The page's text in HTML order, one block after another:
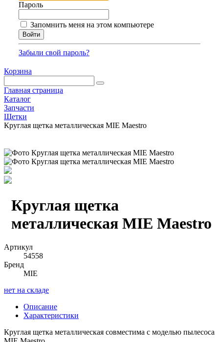
Пароль
Запомнить меня на этом компьютере
Забыли свой пароль?
Корзина
Главная страница
Каталог
Запчасти
Щетки
Круглая щетка металлическая MIE Maestro
Круглая щетка
металлическая MIE Maestro
Артикул
54558
Бренд
MIE
нет на складе
Описание
Характеристики
Круглая щетка металлическая совместима с моделью пылесоса